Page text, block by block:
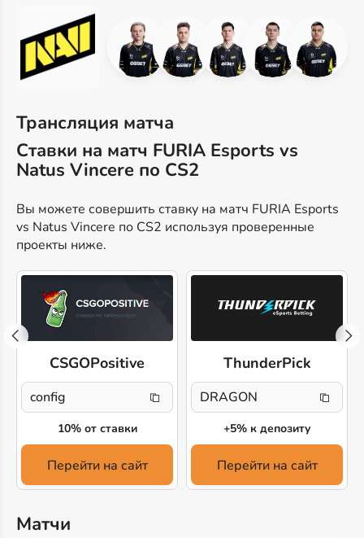
Трансляция матча
Ставки на матч FURIA Esports vs
Natus Vincere по CS2
Вы можете совершить ставку на матч FURIA Esports
vs Natus Vincere по CS2 используя проверенные
проекты ниже.
CSGOPositive
config
10% от ставки
Перейти на сайт
ThunderPick
DRAGON
+5% к депозиту
Перейти на сайт
Матчи